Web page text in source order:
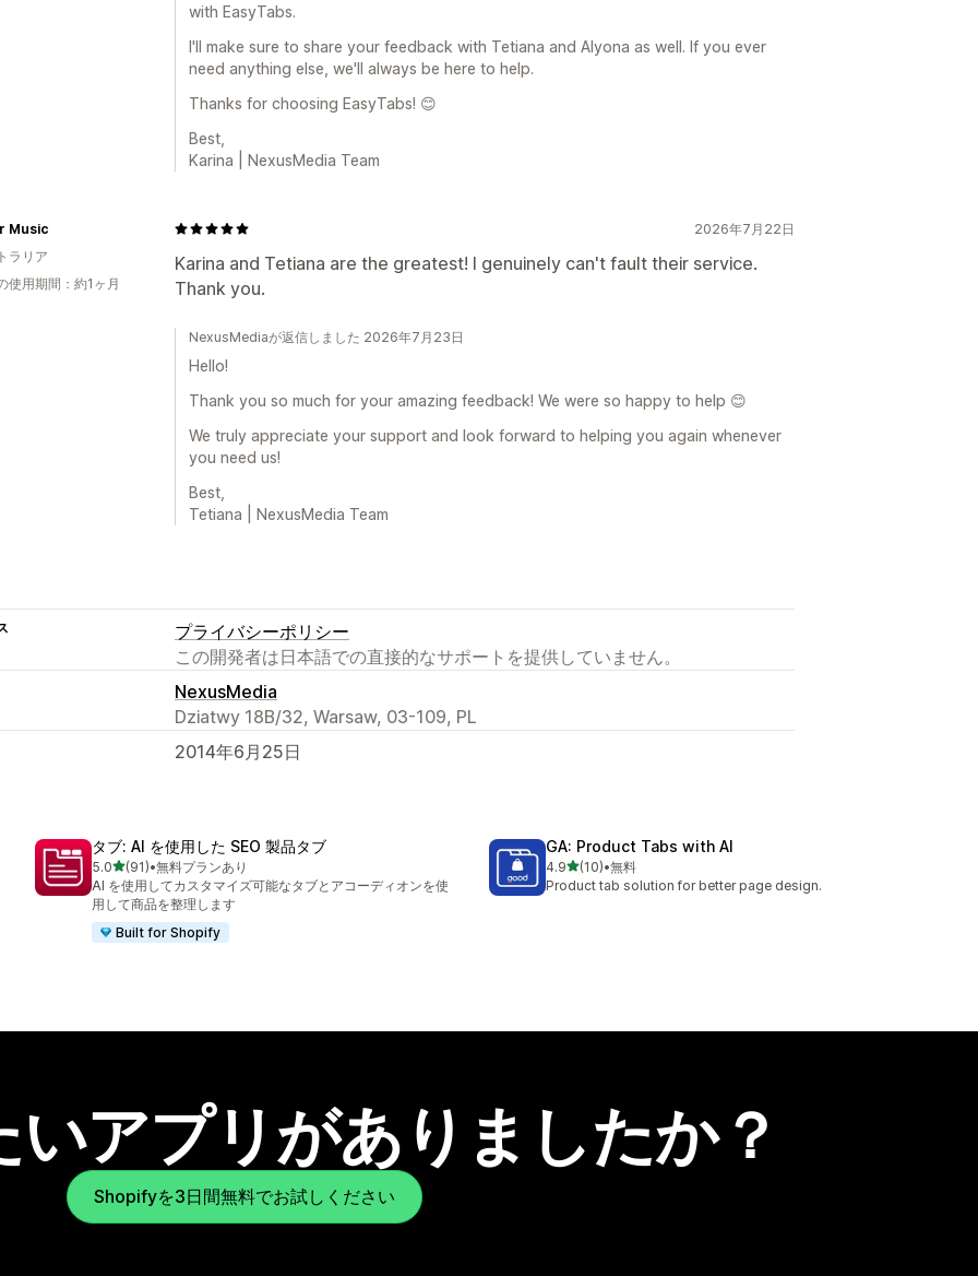
with EasyTabs.
I'll make sure to share your feedback with Tetiana and Alyona as well. If you ever
need anything else, we'll always be here to help.
Thanks for choosing EasyTabs! 😊
Best,
Karina | NexusMedia Team
2026年7月22日
Karina and Tetiana are the greatest! I genuinely can't fault their service.
Thank you.
Music
ラリア
使用期間：約1ヶ月
NexusMediaが返信しました 2026年7月23日
Hello!
Thank you so much for your amazing feedback! We were so happy to help 😊
We truly appreciate your support and look forward to helping you again whenever
you need us!
Best,
Tetiana | NexusMedia Team
プライバシーポリシー
この開発者は日本語での直接的なサポートを提供していません。
NexusMedia
Dziatwy 18B/32, Warsaw, 03-109, PL
2014年6月25日
タブ: AI を使用した SEO 製品タブ
5.05つ星中
(91)
合計レビュー数：91件
•無料プランあり
AI を使用してカスタマイズ可能なタブとアコーディオンを使
用して商品を整理します
Built for Shopify
GA: Product Tabs with AI
4.95つ星中
(10)
合計レビュー数：10件
•無料
Product tab solution for better page design.
アプリがありましたか？
Shopifyを3日間無料でお試しください